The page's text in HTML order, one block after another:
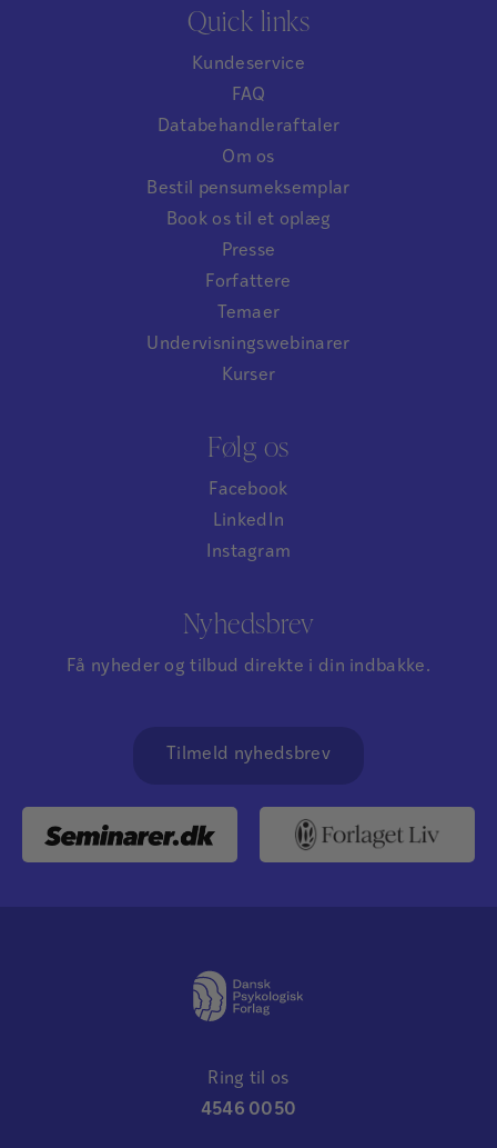
Quick links
Kundeservice
FAQ
Databehandleraftaler
Om os
Bestil pensumeksemplar
Book os til et oplæg
Presse
Forfattere
Temaer
Undervisningswebinarer
Kurser
Følg os
Facebook
LinkedIn
Instagram
Nyhedsbrev
Få nyheder og tilbud direkte i din indbakke.
Tilmeld nyhedsbrev
Ring til os
4546 0050